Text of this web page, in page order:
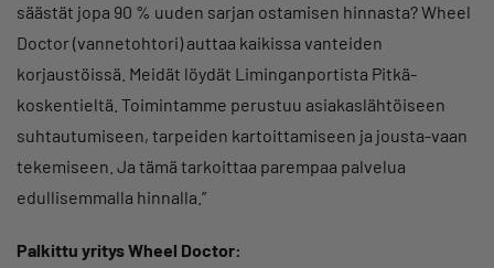
säästät jopa 90 % uuden sarjan ostamisen hinnasta? Wheel
Doctor (vannetohtori) auttaa kaikissa vanteiden
korjaustöissä. Meidät löydät Liminganportista Pitkä-
koskentieltä. Toimintamme perustuu asiakaslähtöiseen
suhtautumiseen, tarpeiden kartoittamiseen ja jousta-vaan
tekemiseen. Ja tämä tarkoittaa parempaa palvelua
edullisemmalla hinnalla.”
Palkittu yritys Wheel Doctor: